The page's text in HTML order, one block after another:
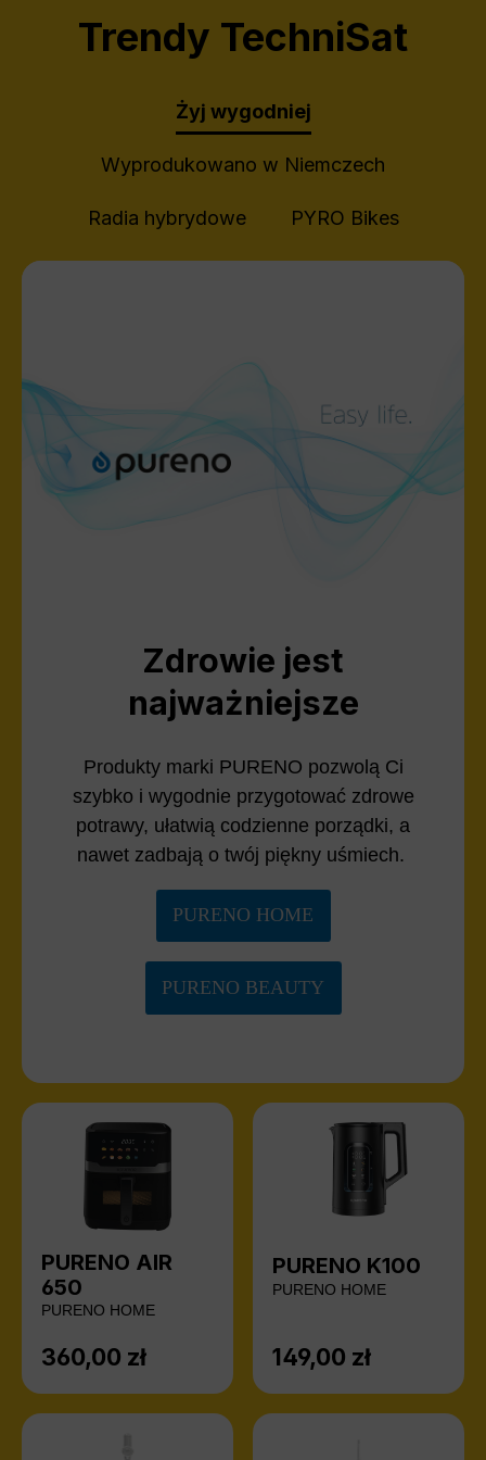
Trendy TechniSat
Żyj wygodniej
Wyprodukowano w Niemczech
Radia hybrydowe PYRO Bikes
Zdrowie jest
najważniejsze
Produkty marki PURENO pozwolą Ci
szybko i wygodnie przygotować zdrowe
potrawy, ułatwią codzienne porządki, a
nawet zadbają o twój piękny uśmiech.
PURENO HOME
PURENO BEAUTY
PURENO AIR
650
PURENO HOME
Cena regularna:
360,00 zł
PURENO K100
PURENO HOME
Cena regularna:
149,00 zł